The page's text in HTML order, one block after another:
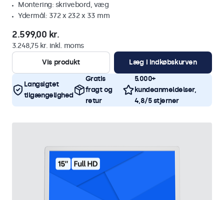
Montering: skrivebord, væg
Ydermål: 372 x 232 x 33 mm
2.599,00 kr.
3.248,75 kr. inkl. moms
Vis produkt
Læg i indkøbskurven
Langsigtet
tilgængelighed
Gratis
fragt og
retur
5.000+
kundeanmeldelser,
4,8/5 stjerner